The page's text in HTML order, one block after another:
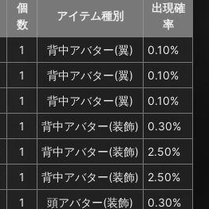
個
数
アイテム種別
出現確
率
1 背中アバター(翼)
0.10%
1 背中アバター(翼)
0.10%
1 背中アバター(翼)
0.10%
1 背中アバター(装飾)
0.30%
1 背中アバター(装飾)
2.50%
1 背中アバター(装飾)
2.50%
1 頭アバター(装飾)
0.30%